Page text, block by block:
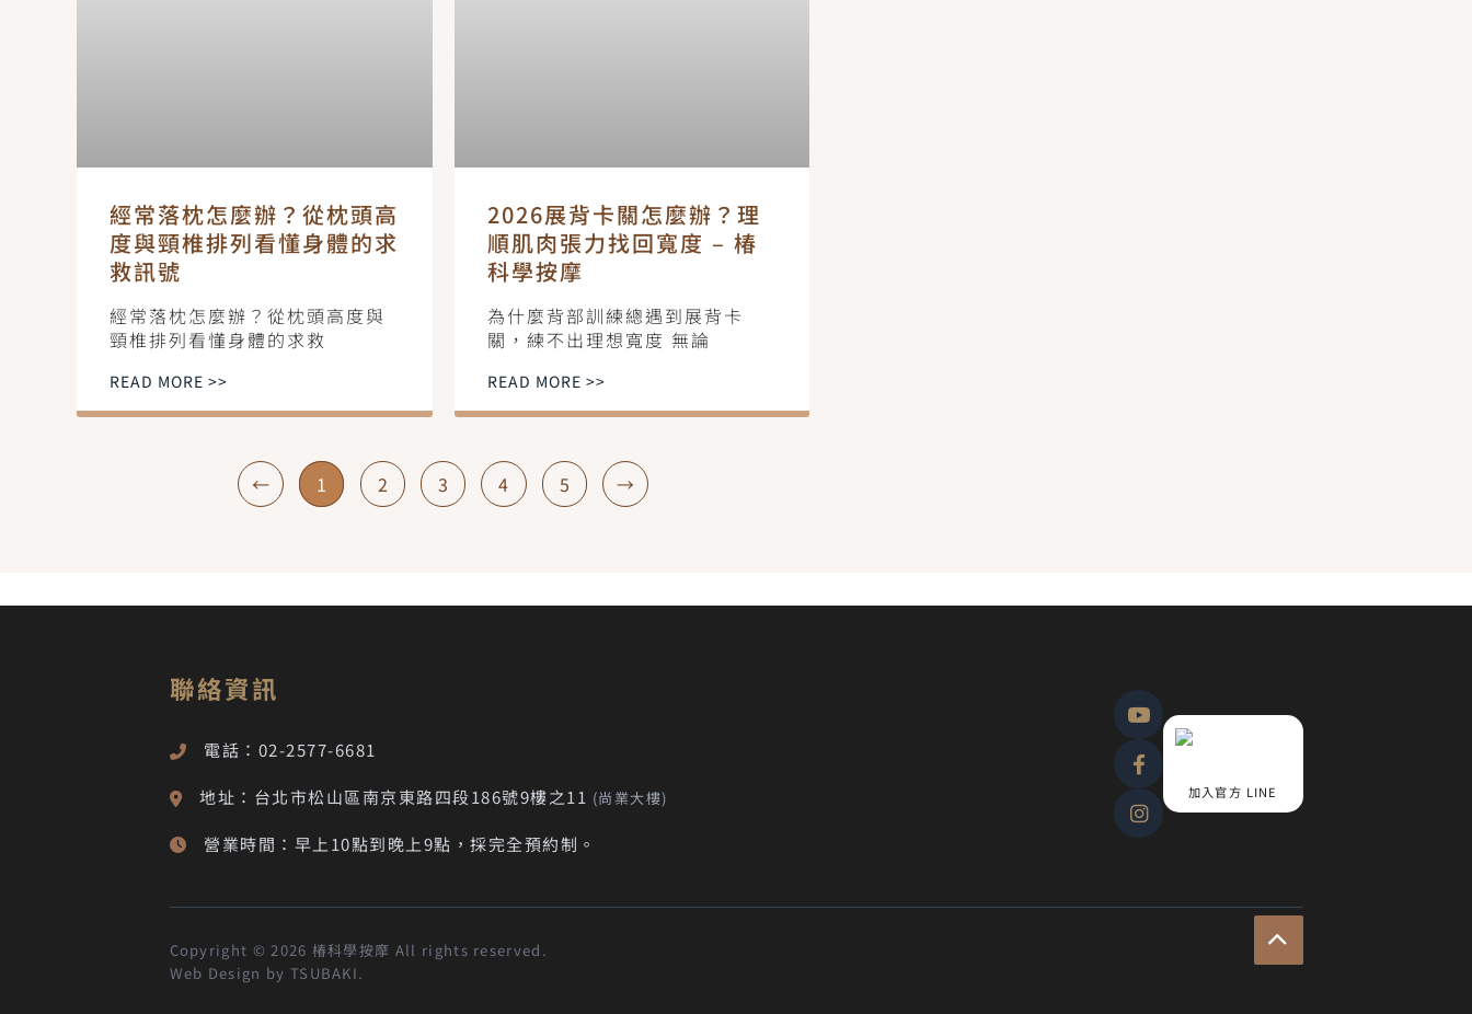
經常落枕怎麼辦？從枕頭高
度與頸椎排列看懂身體的求
救訊號
經常落枕怎麼辦？從枕頭高度與
頸椎排列看懂身體的求救
READ MORE >>
2026展背卡關怎麼辦？理
順肌肉張力找回寬度 – 椿
科學按摩
為什麼背部訓練總遇到展背卡
關，練不出理想寬度 無論
READ MORE >>
← 1 2 3 4 5 →
聯絡資訊
電話：02-2577-6681
地址：台北市松山區南京東路四段186號9樓之11 (尚業大樓)
營業時間：早上10點到晚上9點，採完全預約制。
加入官方 LINE
Copyright © 2026 椿科學按摩 All rights reserved.
Web Design by TSUBAKI.